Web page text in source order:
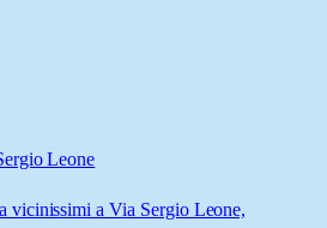
Leone
vicinissimi a Via Sergio Leone,